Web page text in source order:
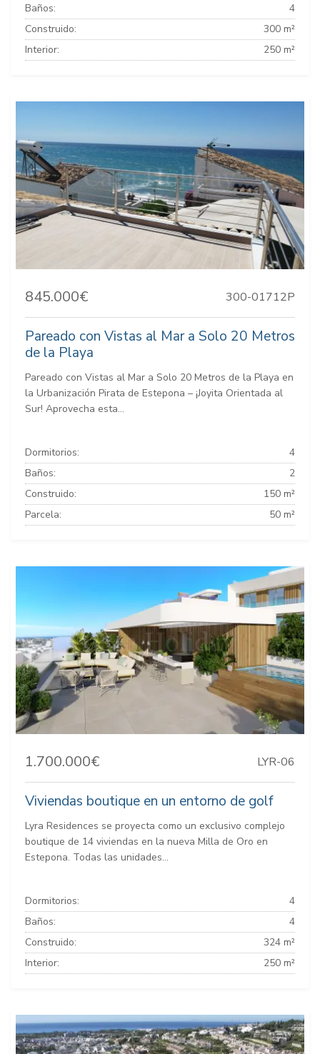
Baños:
4
Construido:
300 m²
Interior:
250 m²
845.000€ 300-01712P
Pareado con Vistas al Mar a Solo 20 Metros
de la Playa
Pareado con Vistas al Mar a Solo 20 Metros de la Playa en
la Urbanización Pirata de Estepona – ¡Joyita Orientada al
Sur! Aprovecha esta...
Dormitorios:
4
Baños:
2
Construido:
150 m²
Parcela:
50 m²
1.700.000€ LYR-06
Viviendas boutique en un entorno de golf
Lyra Residences se proyecta como un exclusivo complejo
boutique de 14 viviendas en la nueva Milla de Oro en
Estepona. Todas las unidades...
Dormitorios:
4
Baños:
4
Construido:
324 m²
Interior:
250 m²